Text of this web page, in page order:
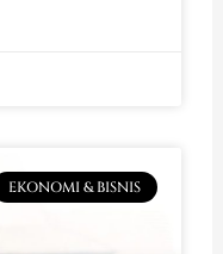
EKONOMI & BISNIS